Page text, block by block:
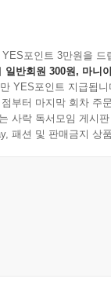
식 종목이 아니라
, 제조 인프라, AI/
어, “그 큐비트를
.
포인트 3만원을 드
일반회원 300원, 마니
YES포인트 지급됩니
부터 마지막 회차 주
사락 독서모임 게시
패션 및 판매금지 상